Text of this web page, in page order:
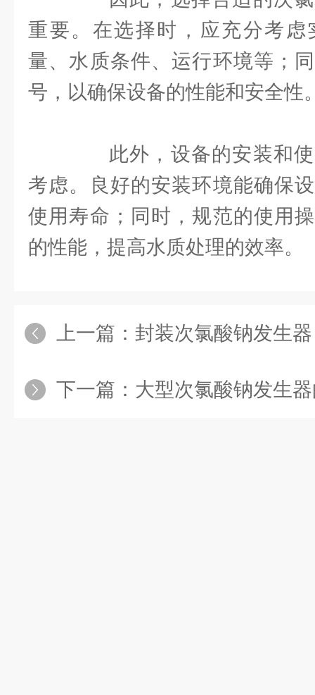
重要。在选择时，应充分考虑
量、水质条件、运行环境等；
号，以确保设备的性能和安全性
此外，设备的安装和使
考虑。良好的安装环境能确保
使用寿命；同时，规范的使用
的性能，提高水质处理的效率。
上一篇： 封装次氯酸钠发生器：实现
下一篇： 大型次氯酸钠发生器的